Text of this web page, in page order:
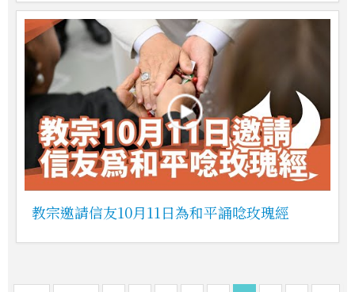
教宗邀請信友10月11日為和平誦唸玫瑰經